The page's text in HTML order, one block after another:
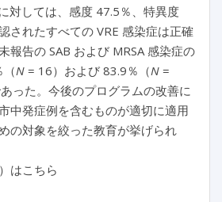
対しては、感度 47.5％、特異度
されたすべての VRE 感染症は正確
報告の SAB および MRSA 感染症の
N = 16）および 83.9％（N =
った。今後のプログラムの改善に
中発症例を含むものが適切に適用
の対象を絞った教育が挙げられ
はこちら